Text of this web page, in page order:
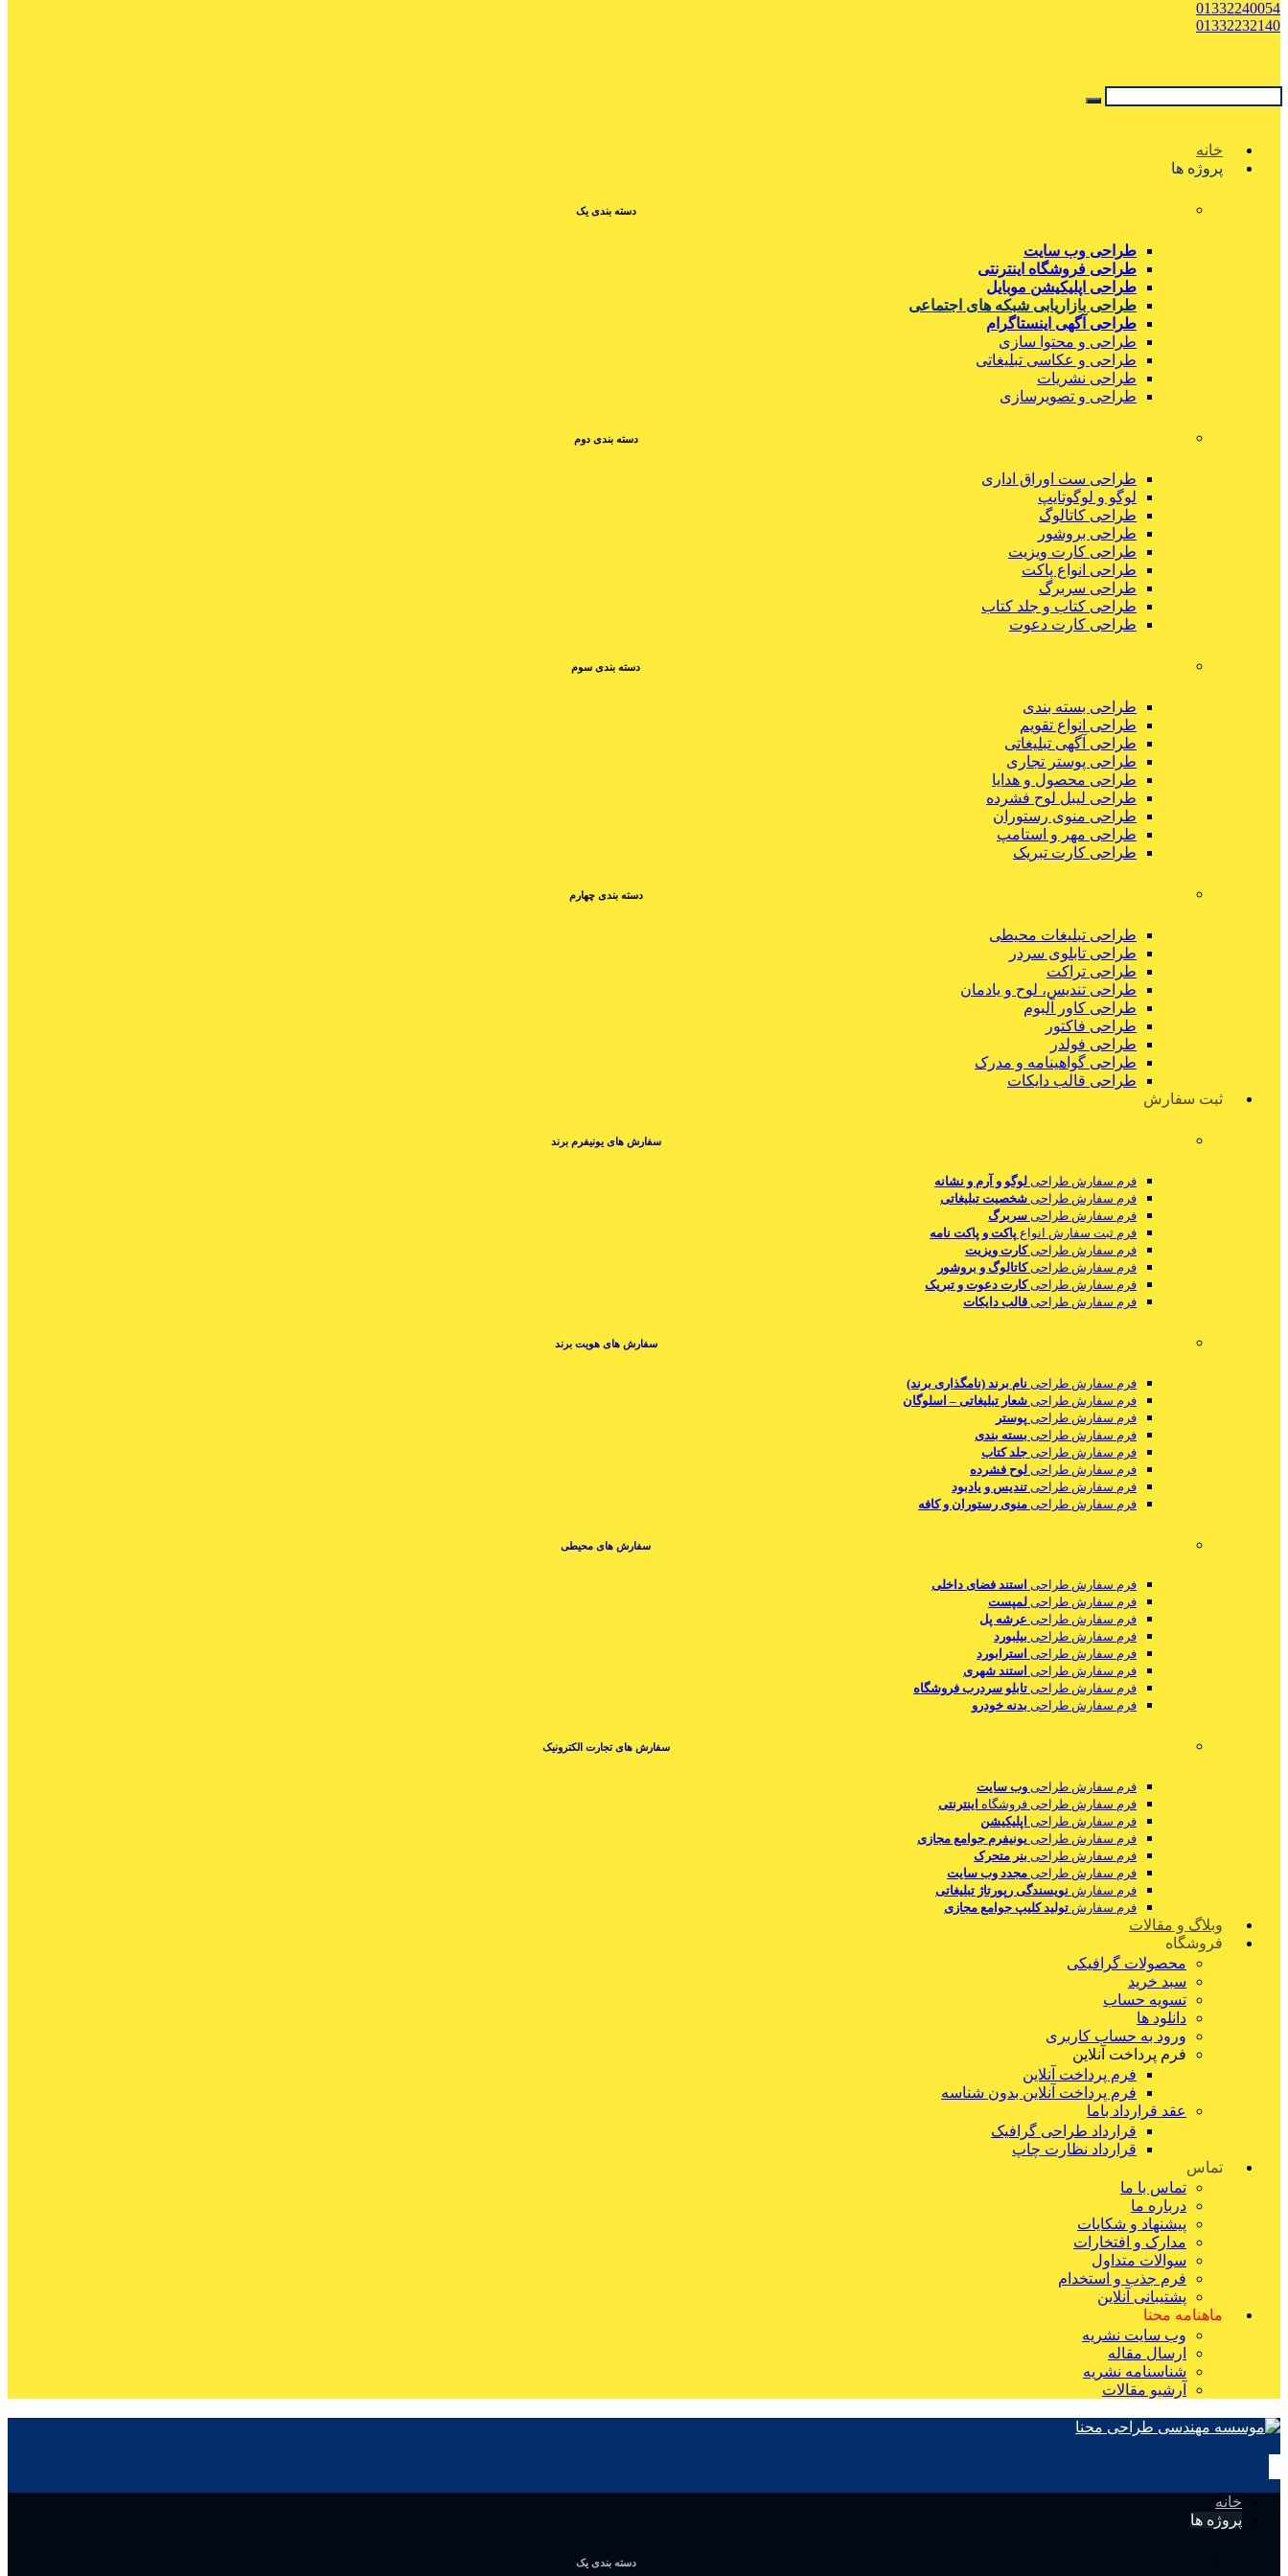
01332240054
01332232140
خانه
پروژه ها
دسته بندی یک
طراحی وب سایت
طراحی فروشگاه اینترنتی
طراحی اپلیکیشن موبایل
طراحی بازاریابی شبکه های اجتماعی
طراحی آگهی اینستاگرام
طراحی و محتوا سازی
طراحی و عکاسی تبلیغاتی
طراحی نشریات
طراحی و تصویرسازی
دسته بندی دوم
طراحی ست اوراق اداری
لوگو و لوگوتایپ
طراحی کاتالوگ
طراحی بروشور
طراحی کارت ویزیت
طراحی انواع پاکت
طراحی سربرگ
طراحی کتاب و جلد کتاب
طراحی کارت دعوت
دسته بندی سوم
طراحی بسته بندی
طراحی انواع تقویم
طراحی آگهی تبلیغاتی
طراحی پوستر تجاری
طراحی محصول و هدایا
طراحی لیبل لوح فشرده
طراحی منوی رستوران
طراحی مهر و استامپ
طراحی کارت تبریک
دسته بندی چهارم
طراحی تبلیغات محیطی
طراحی تابلوی سردر
طراحی تراکت
طراحی تندیس، لوح و یادمان
طراحی کاور آلبوم
طراحی فاکتور
طراحی فولدر
طراحی گواهینامه و مدرک
طراحی قالب دایکات
ثبت سفارش
سفارش های یونیفرم برند
فرم سفارش طراحی لوگو و آرم و نشانه
فرم سفارش طراحی شخصیت تبلیغاتی
فرم سفارش طراحی سربرگ
فرم ثبت سفارش انواع پاکت و پاکت نامه
فرم سفارش طراحیکارت ویزیت
فرم سفارش طراحیکاتالوگ و بروشور
فرم سفارش طراحیکارت دعوت و تبریک
فرم سفارش طراحی قالب دایکات
سفارش های هویت برند
فرم سفارش طراحی نام برند (نامگذاری برند)
فرم سفارش طراحی شعار تبلیغاتی – اسلوگان
فرم سفارش طراحی پوستر
فرم سفارش طراحی بسته بندی
فرم سفارش طراحی جلد کتاب
فرم سفارش طراحی لوح فشرده
فرم سفارش طراحی تندیس و یادبود
فرم سفارش طراحی منوی رستوران و کافه
سفارش های محیطی
فرم سفارش طراحی استند فضای داخلی
فرم سفارش طراحی لمپست
فرم سفارش طراحی عرشه پل
فرم سفارش طراحی بیلبورد
فرم سفارش طراحی استرابورد
فرم سفارش طراحی استند شهری
فرم سفارش طراحی تابلو سردرب فروشگاه
فرم سفارش طراحی بدنه خودرو
سفارش های تجارت الکترونیک
فرم سفارش طراحی وب سایت
فرم سفارش طراحی فروشگاه اینترنتی
فرم سفارش طراحی اپلیکیشن
فرم سفارش طراحی یونیفرم جوامع مجازی
فرم سفارش طراحی بنر متحرک
فرم سفارش طراحی مجدد وب سایت
فرم سفارش نویسندگی رپورتاژ تبلیغاتی
فرم سفارش تولید کلیپ جوامع مجازی
وبلاگ و مقالات
فروشگاه
محصولات گرافیکی
سبد خرید
تسویه حساب
دانلود ها
ورود به حساب کاربری
فرم پرداخت آنلاین
فرم پرداخت آنلاین
فرم پرداخت آنلاین بدون شناسه
عقد قرارداد باما
قرارداد طراحی گرافیک
قرارداد نظارت چاپ
تماس
تماس با ما
درباره ما
پیشنهاد و شکایات
مدارک و افتخارات
سوالات متداول
فرم جذب و استخدام
پشتیبانی آنلاین
ماهنامه محنا
وب سایت نشریه
ارسال مقاله
شناسنامه نشریه
آرشیو مقالات
خانه
پروژه ها
دسته بندی یک